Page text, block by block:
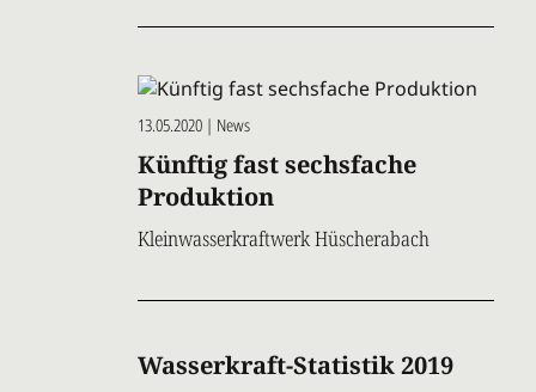
13.05.2020 | News
Künftig fast sechsfache
Produktion
Kleinwasserkraftwerk Hüscherabach
Wasserkraft-Statistik 2019